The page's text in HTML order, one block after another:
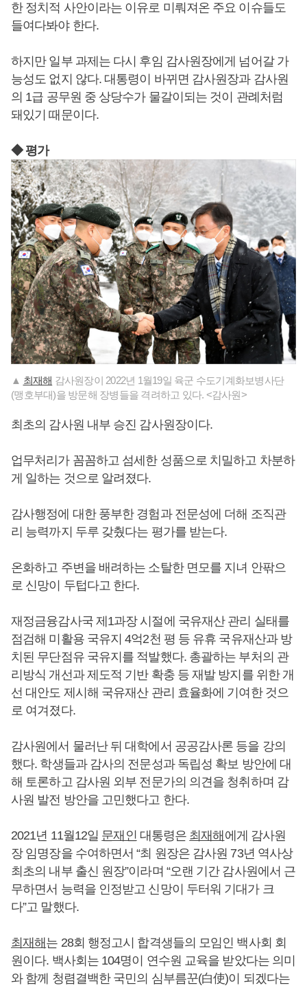
한 정치적 사안이라는 이유로 미뤄져온 주요 이슈들도
들여다봐야 한다.
하지만 일부 과제는 다시 후임 감사원장에게 넘어갈 가
능성도 없지 않다. 대통령이 바뀌면 감사원장과 감사원
의 1급 공무원 중 상당수가 물갈이되는 것이 관례처럼
돼있기 때문이다.
◆ 평가
▲ 최재해 감사원장이 2022년 1월19일 육군 수도기계화보병사단
(맹호부대)을 방문해 장병들을 격려하고 있다. <감사원>
최초의 감사원 내부 승진 감사원장이다.
업무처리가 꼼꼼하고 섬세한 성품으로 치밀하고 차분하
게 일하는 것으로 알려졌다.
감사행정에 대한 풍부한 경험과 전문성에 더해 조직관
리 능력까지 두루 갖췄다는 평가를 받는다.
온화하고 주변을 배려하는 소탈한 면모를 지녀 안팎으
로 신망이 두텁다고 한다.
재정금융감사국 제1과장 시절에 국유재산 관리 실태를
점검해 미활용 국유지 4억2천 평 등 유휴 국유재산과 방
치된 무단점유 국유지를 적발했다. 총괄하는 부처의 관
리방식 개선과 제도적 기반 확충 등 재발 방지를 위한 개
선 대안도 제시해 국유재산 관리 효율화에 기여한 것으
로 여겨졌다.
감사원에서 물러난 뒤 대학에서 공공감사론 등을 강의
했다. 학생들과 감사의 전문성과 독립성 확보 방안에 대
해 토론하고 감사원 외부 전문가의 의견을 청취하며 감
사원 발전 방안을 고민했다고 한다.
2021년 11월12일 문재인 대통령은 최재해에게 감사원
장 임명장을 수여하면서 “최 원장은 감사원 73년 역사상
최초의 내부 출신 원장”이라며 “오랜 기간 감사원에서 근
무하면서 능력을 인정받고 신망이 두터워 기대가 크
다”고 말했다.
최재해는 28회 행정고시 합격생들의 모임인 백사회 회
원이다. 백사회는 104명이 연수원 교육을 받았다는 의미
와 함께 청렴결백한 국민의 심부름꾼(白使)이 되겠다는